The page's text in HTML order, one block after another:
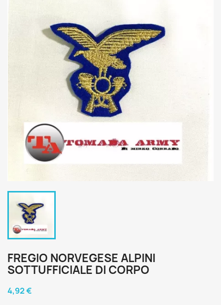
FREGIO NORVEGESE ALPINI
SOTTUFFICIALE DI CORPO
4,92 €